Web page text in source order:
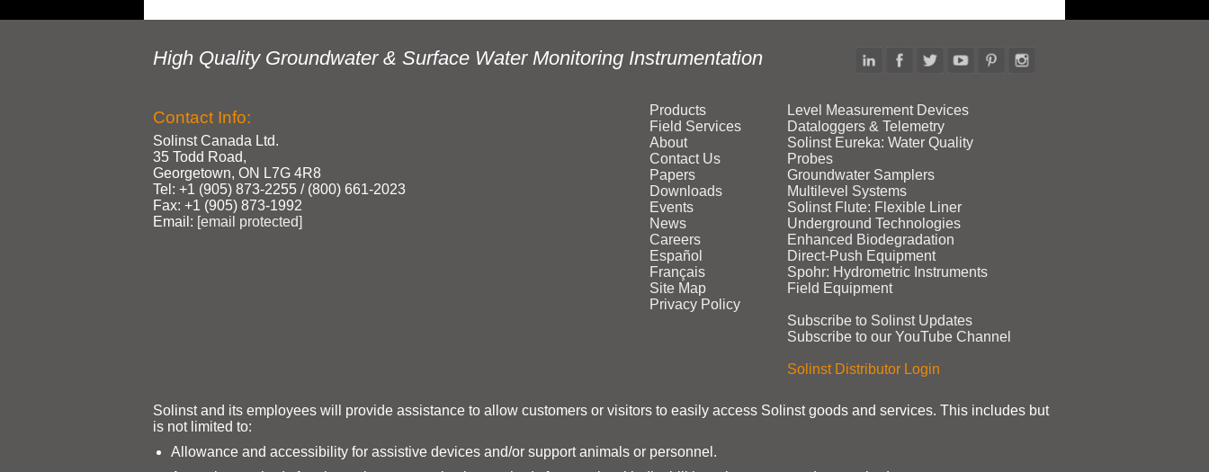
High Quality Groundwater & Surface Water Monitoring Instrumentation
Contact Info:
Solinst Canada Ltd.
35 Todd Road,
Georgetown, ON L7G 4R8
Tel: +1 (905) 873‑2255 / (800) 661‑2023
Fax: +1 (905) 873‑1992
Email: [email protected]
Products
Field Services
About
Contact Us
Papers
Downloads
Events
News
Careers
Español
Français
Site Map
Privacy Policy
Level Measurement Devices
Dataloggers & Telemetry
Solinst Eureka: Water Quality
Probes
Groundwater Samplers
Multilevel Systems
Solinst Flute: Flexible Liner
Underground Technologies
Enhanced Biodegradation
Direct‑Push Equipment
Spohr: Hydrometric Instruments
Field Equipment
Subscribe to Solinst Updates
Subscribe to our YouTube Channel
Solinst Distributor Login
Solinst and its employees will provide assistance to allow customers or visitors to easily access Solinst goods and services. This includes but
is not limited to:
Allowance and accessibility for assistive devices and/or support animals or personnel.